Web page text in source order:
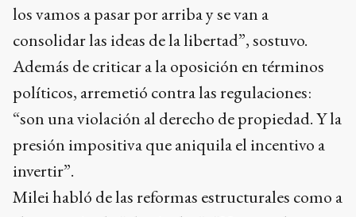
los vamos a pasar por arriba y se van a
consolidar las ideas de la libertad”, sostuvo.
Además de criticar a la oposición en términos
políticos, arremetió contra las regulaciones:
“son una violación al derecho de propiedad. Y la
presión impositiva que aniquila el incentivo a
invertir”.
Milei habló de las reformas estructurales como a